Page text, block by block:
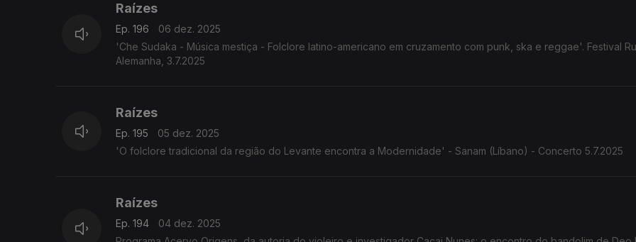
Raízes
Ep. 196
06 dez. 2025
'Che Sudaka - Música mestiça - Folclore latino-americano em cruzamento com punk, ska e reggae'. Festival
Alemanha, 3.7.2025
Raízes
Ep. 195
05 dez. 2025
'O folclore tradicional da região do Levante encontra a Modernidade' - Sanam (Líbano) - Concerto 5.7.2025
Raízes
Ep. 194
04 dez. 2025